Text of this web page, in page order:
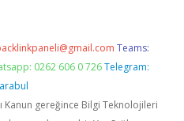
Teams:
0262 606 0 726 Telegram:
Kanun gereğince Bilgi Teknolojileri